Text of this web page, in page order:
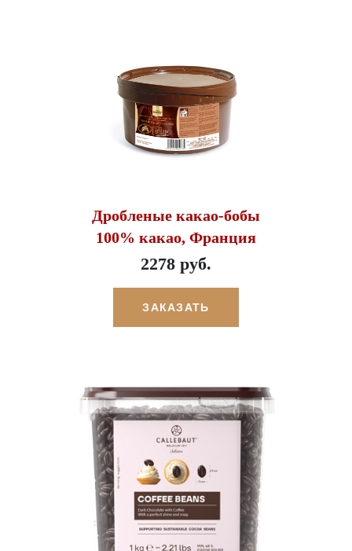
Дробленые какао-бобы
100% какао, Франция
2278 руб.
ЗАКАЗАТЬ